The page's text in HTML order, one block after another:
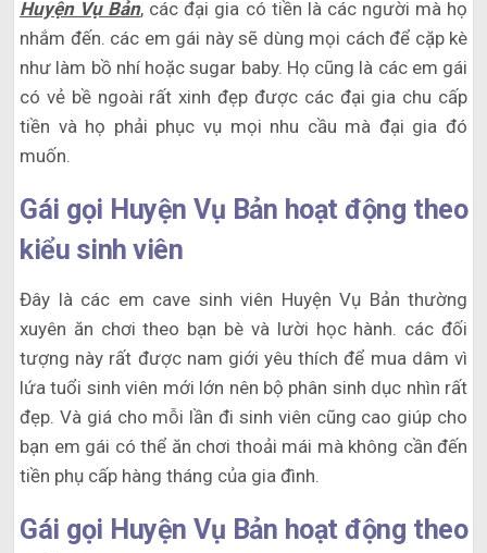
Huyện Vụ Bản, các đại gia có tiền là các người mà họ
nhắm đến. các em gái này sẽ dùng mọi cách để cặp kè
như làm bồ nhí hoặc sugar baby. Họ cũng là các em gái
có vẻ bề ngoài rất xinh đẹp được các đại gia chu cấp
tiền và họ phải phục vụ mọi nhu cầu mà đại gia đó
muốn.
Gái gọi Huyện Vụ Bản hoạt động theo
kiểu sinh viên
Đây là các em cave sinh viên Huyện Vụ Bản thường
xuyên ăn chơi theo bạn bè và lười học hành. các đối
tượng này rất được nam giới yêu thích để mua dâm vì
lứa tuổi sinh viên mới lớn nên bộ phân sinh dục nhìn rất
đẹp. Và giá cho mỗi lần đi sinh viên cũng cao giúp cho
bạn em gái có thể ăn chơi thoải mái mà không cần đến
tiền phụ cấp hàng tháng của gia đình.
Gái gọi Huyện Vụ Bản hoạt động theo